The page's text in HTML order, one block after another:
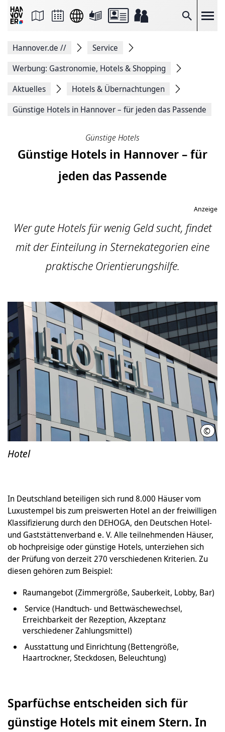
Suche
Seite
Facebook
teilen
Seitenlink
Seite
Hannover.de //
Service
Werbung: Gastronomie, Hotels & Shopping
Aktuelles
Hotels & Übernachtungen
Günstige Hotels in Hannover – für jeden das Passende
Günstige Hotels
Günstige Hotels in Hannover – für
jeden das Passende
Anzeige
Wer gute Hotels für wenig Geld sucht, findet
mit der Einteilung in Sternekategorien eine
praktische Orientierungshilfe.
©
Hotel
In Deutschland beteiligen sich rund 8.000 Häuser vom
Luxustempel bis zum preiswerten Hotel an der freiwilligen
Klassifizierung durch den DEHOGA, den Deutschen Hotel-
und Gaststättenverband e. V. Alle teilnehmenden Häuser,
ob hochpreisige oder günstige Hotels, unterziehen sich
der Prüfung von derzeit 270 verschiedenen Kriterien. Zu
diesen gehören zum Beispiel:
Raumangebot (Zimmergröße, Sauberkeit, Lobby, Bar)
Service (Handtuch- und Bettwäschewechsel,
Erreichbarkeit der Rezeption, Akzeptanz
verschiedener Zahlungsmittel)
Ausstattung und Einrichtung (Bettengröße,
Haartrockner, Steckdosen, Beleuchtung)
Sparfüchse entscheiden sich für
günstige Hotels mit einem Stern. In